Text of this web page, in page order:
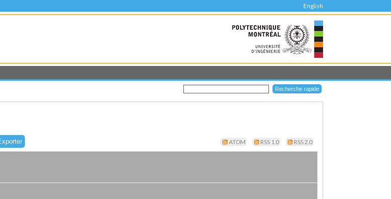
English
ATOM RSS 1.0 RSS 2.0